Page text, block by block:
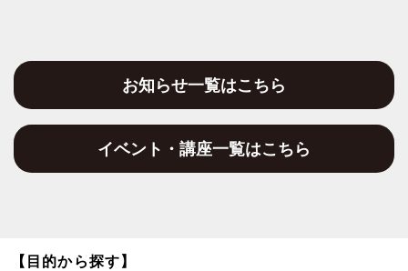
お知らせ一覧はこちら
イベント・講座一覧はこちら
【目的から探す】